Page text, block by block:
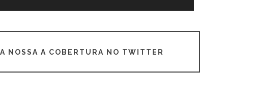
NOSSA A COBERTURA NO TWITTER